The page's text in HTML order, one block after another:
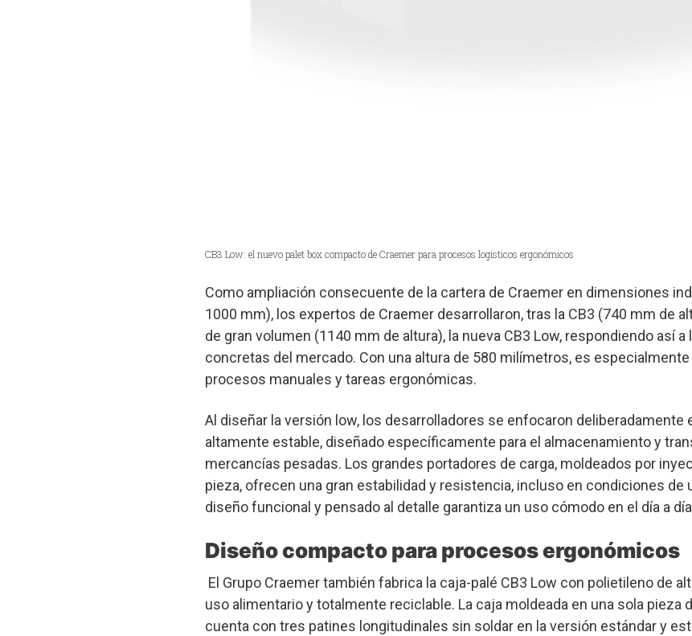
CB3 Low: el nuevo palet box compacto de Craemer para procesos logísticos ergonómicos
Como ampliación consecuente de la cartera de Craemer en dimensiones
1000 mm), los expertos de Craemer desarrollaron, tras la CB3 (740 mm de
de gran volumen (1140 mm de altura), la nueva CB3 Low, respondiendo así a
concretas del mercado. Con una altura de 580 milímetros, es especialmente
procesos manuales y tareas ergonómicas.
Al diseñar la versión low, los desarrolladores se enfocaron deliberadamente
altamente estable, diseñado específicamente para el almacenamiento y
mercancías pesadas. Los grandes portadores de carga, moldeados por
pieza, ofrecen una gran estabilidad y resistencia, incluso en condiciones de
diseño funcional y pensado al detalle garantiza un uso cómodo en el día a
Diseño compacto para procesos ergonómicos
El Grupo Craemer también fabrica la caja-palé CB3 Low con polietileno de
uso alimentario y totalmente reciclable. La caja moldeada en una sola pieza
cuenta con tres patines longitudinales sin soldar en la versión estándar y